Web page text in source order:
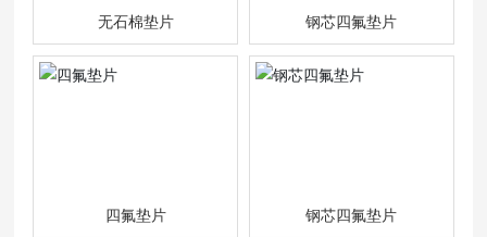
无石棉垫片 钢芯四氟垫片
四氟垫片 钢芯四氟垫片